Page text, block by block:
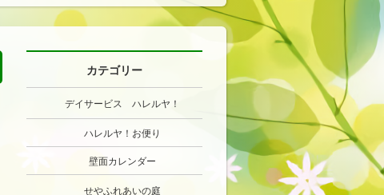
カテゴリー
デイサービス ハレルヤ！
ハレルヤ！お便り
壁面カレンダー
せやふれあいの庭